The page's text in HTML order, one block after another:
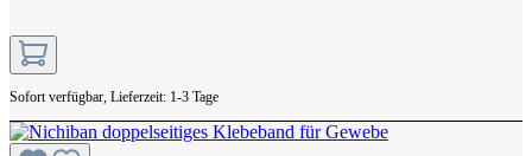
Sofort verfügbar, Lieferzeit: 1-3 Tage